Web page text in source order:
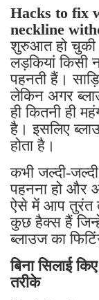
Hacks to fix
neckline
शुरुआत हो चुकी
लड़कियां किसी
पहनती हैं।
लेकिन अगर
ही कितनी ही
है। इसलिए
होता है।
कभी जल्दी-
पहनना हो और
ऐसे में आप तुरंत
कुछ हैक्स हैं
ब्लाउज का
बिना सिलाई
तरीके